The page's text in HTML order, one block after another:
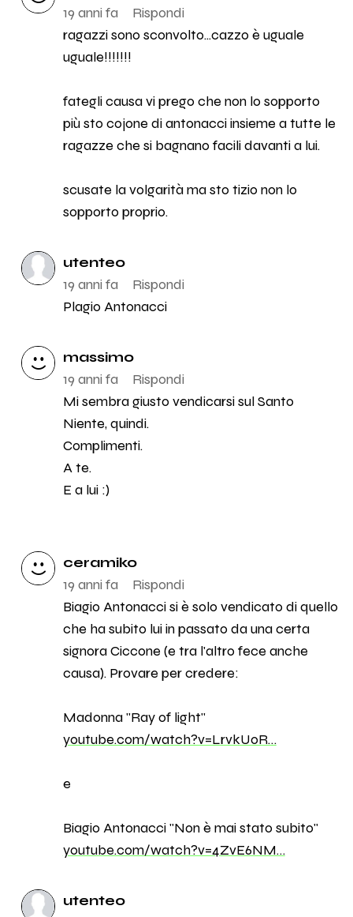
19 anni fa
Rispondi
ragazzi sono sconvolto...cazzo è uguale
uguale!!!!!!!
fategli causa vi prego che non lo sopporto
più sto cojone di antonacci insieme a tutte le
ragazze che si bagnano facili davanti a lui.
scusate la volgarità ma sto tizio non lo
sopporto proprio.
utente0
19 anni fa
Rispondi
Plagio Antonacci
massimo
19 anni fa
Rispondi
Mi sembra giusto vendicarsi sul Santo
Niente, quindi.
Complimenti.
A te.
E a lui :)
ceramiko
19 anni fa
Rispondi
Biagio Antonacci si è solo vendicato di quello
che ha subito lui in passato da una certa
signora Ciccone (e tra l'altro fece anche
causa). Provare per credere:
Madonna "Ray of light"
youtube.com/watch?v=LrvkU0R…
e
Biagio Antonacci "Non è mai stato subito"
youtube.com/watch?v=4ZvE6NM…
utente0